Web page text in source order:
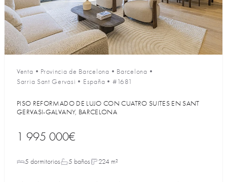
Venta • Provincia de Barcelona • Barcelona •
Sarria Sant Gervasi • España • #1681
PISO REFORMADO DE LUJO CON CUATRO SUITES EN SANT
GERVASI-GALVANY, BARCELONA
1 995 000€
5 dormitorios 5 baños 224 m²